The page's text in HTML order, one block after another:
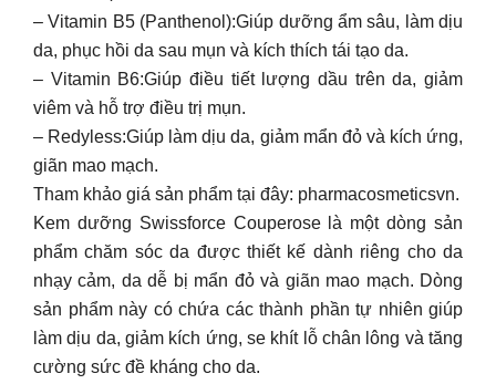
– Vitamin B5 (Panthenol):Giúp dưỡng ẩm sâu, làm dịu
da, phục hồi da sau mụn và kích thích tái tạo da.
– Vitamin B6:Giúp điều tiết lượng dầu trên da, giảm
viêm và hỗ trợ điều trị mụn.
– Redyless:Giúp làm dịu da, giảm mẩn đỏ và kích ứng,
giãn mao mạch.
Tham khảo giá sản phẩm tại đây: pharmacosmeticsvn.
Kem dưỡng Swissforce Couperose là một dòng sản
phẩm chăm sóc da được thiết kế dành riêng cho da
nhạy cảm, da dễ bị mẩn đỏ và giãn mao mạch. Dòng
sản phẩm này có chứa các thành phần tự nhiên giúp
làm dịu da, giảm kích ứng, se khít lỗ chân lông và tăng
cường sức đề kháng cho da.